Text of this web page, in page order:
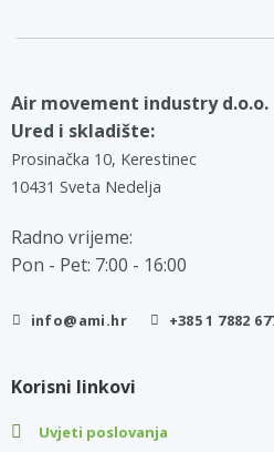
Air movement industry d.o.o.
Ured i skladište:
Prosinačka 10, Kerestinec
10431 Sveta Nedelja
Radno vrijeme:
Pon - Pet: 7:00 - 16:00
info@ami.hr +385 1 7882
Korisni linkovi
Uvjeti poslovanja